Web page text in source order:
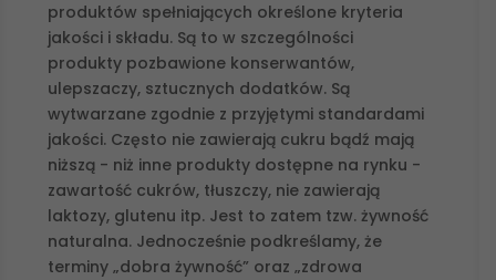
produktów spełniających określone kryteria
jakości i składu. Są to w szczególności
produkty pozbawione konserwantów,
ulepszaczy, sztucznych dodatków. Są
wytwarzane zgodnie z przyjętymi standardami
jakości. Często nie zawierają cukru bądź mają
niższą - niż inne produkty dostępne na rynku -
zawartość cukrów, tłuszczy, nie zawierają
laktozy, glutenu itp. Jest to zatem tzw. żywność
naturalna. Jednocześnie podkreślamy, że
terminy „dobra żywność” oraz „zdrowa